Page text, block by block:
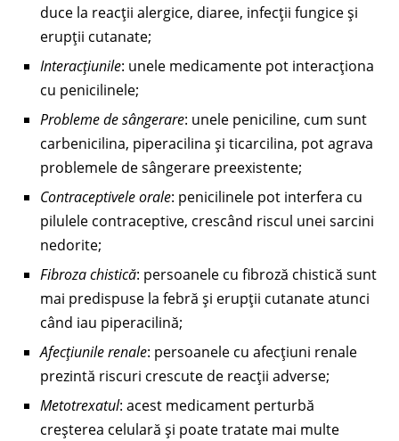
duce la reacții alergice, diaree, infecții fungice și
erupții cutanate;
Interacțiunile: unele medicamente pot interacționa
cu penicilinele;
Probleme de sângerare: unele peniciline, cum sunt
carbenicilina, piperacilina și ticarcilina, pot agrava
problemele de sângerare preexistente;
Contraceptivele orale: penicilinele pot interfera cu
pilulele contraceptive, crescând riscul unei sarcini
nedorite;
Fibroza chistică: persoanele cu fibroză chistică sunt
mai predispuse la febră și erupții cutanate atunci
când iau piperacilină;
Afecțiunile renale: persoanele cu afecțiuni renale
prezintă riscuri crescute de reacții adverse;
Metotrexatul: acest medicament perturbă
creșterea celulară și poate tratate mai multe